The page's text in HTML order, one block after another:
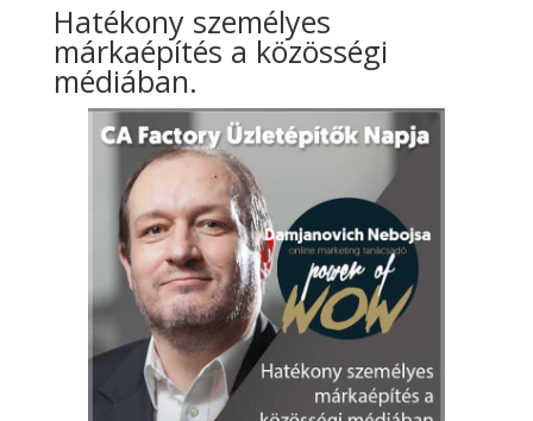
Hatékony személyes
márkaépítés a közösségi
médiában.